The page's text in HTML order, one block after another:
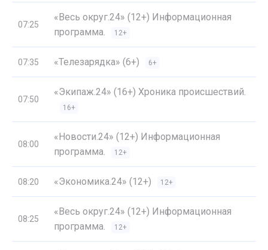
07:25
«Весь округ.24» (12+) Информационная
программа.
12+
07:35 «Телезарядка» (6+) 6+
07:50
«Экипаж.24» (16+) Хроника происшествий.
16+
08:00
«Новости.24» (12+) Информационная
программа.
12+
08:20 «Экономика.24» (12+) 12+
08:25
«Весь округ.24» (12+) Информационная
программа.
12+